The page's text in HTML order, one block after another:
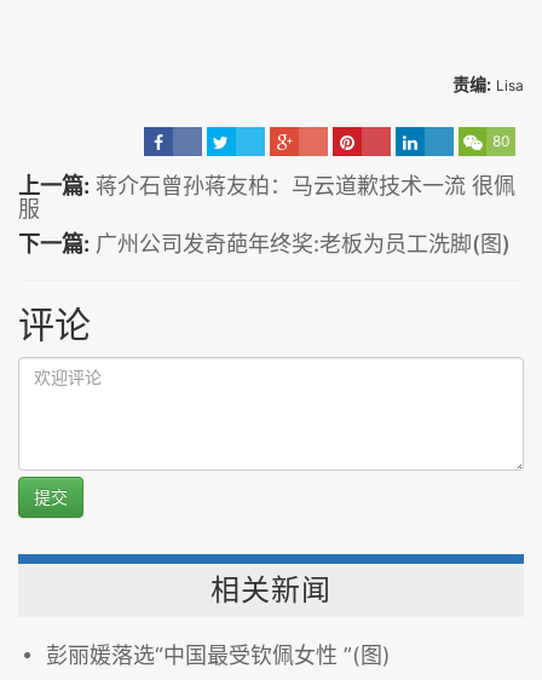
责编: Lisa
80
上一篇: 蒋介石曾孙蒋友柏：马云道歉技术一流 很佩
服
下一篇: 广州公司发奇葩年终奖:老板为员工洗脚(图)
评论
提交
相关新闻
彭丽媛落选“中国最受钦佩女性 ”(图)